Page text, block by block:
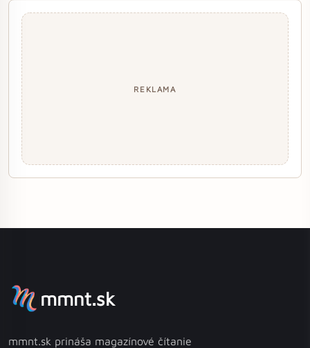
REKLAMA
mmnt.sk
mmnt.sk prináša magazínové čítanie